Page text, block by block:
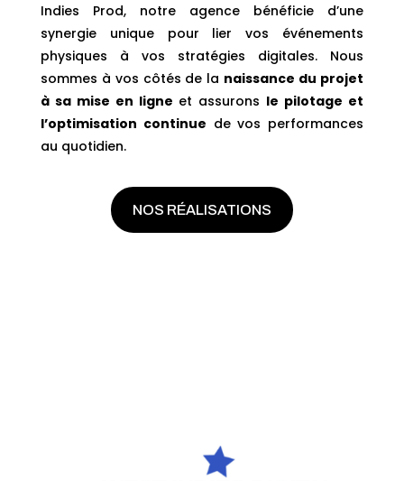
Indies Prod, notre agence bénéficie d’une
synergie unique pour lier vos événements
physiques à vos stratégies digitales. Nous
sommes à vos côtés de la naissance du projet
à sa mise en ligne et assurons le pilotage et
l’optimisation continue de vos performances
au quotidien.
NOS RÉALISATIONS